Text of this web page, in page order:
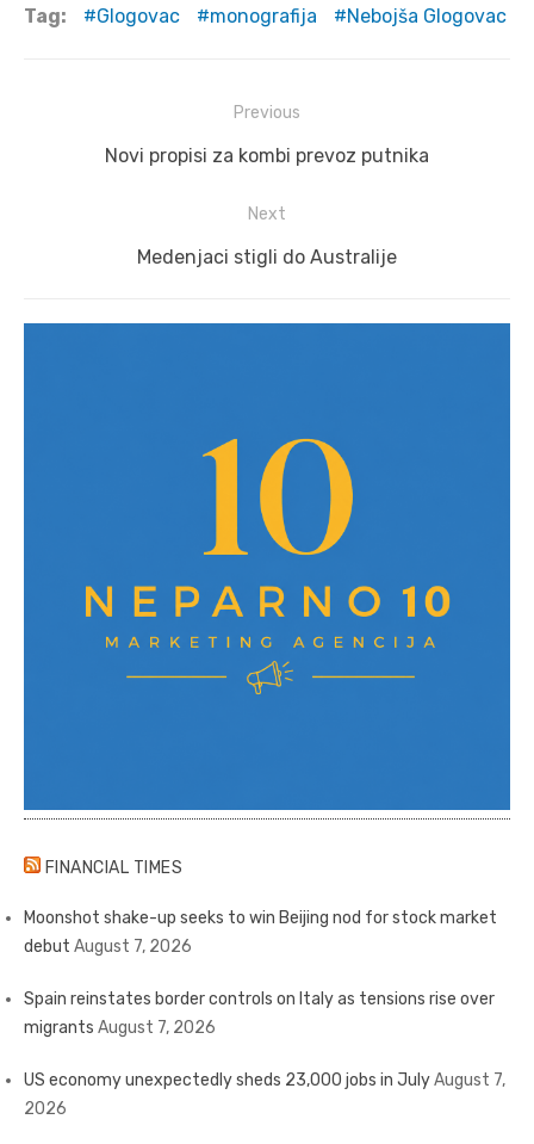
Tag: Glogovac monografija Nebojša Glogovac
navigation
Previous
Previous
Novi propisi za kombi prevoz putnika
Next
Next
Medenjaci stigli do Australije
FINANCIAL TIMES
Moonshot shake-up seeks to win Beijing nod for stock market
debut August 7, 2026
Spain reinstates border controls on Italy as tensions rise over
migrants August 7, 2026
US economy unexpectedly sheds 23,000 jobs in JulyAugust 7,
2026